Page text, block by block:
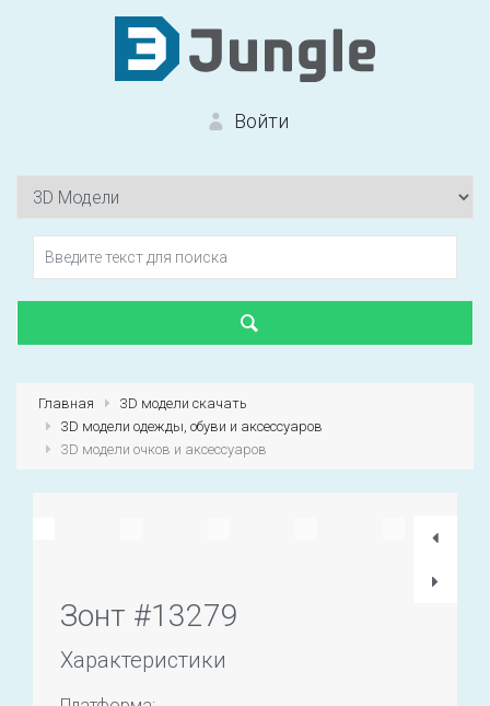
Войти
Первый раз? Зарегистрироваться
Главная
3D модели скачать
3D модели одежды, обуви и аксессуаров
3D модели очков и аксессуаров
Зонт #13279
Характеристики